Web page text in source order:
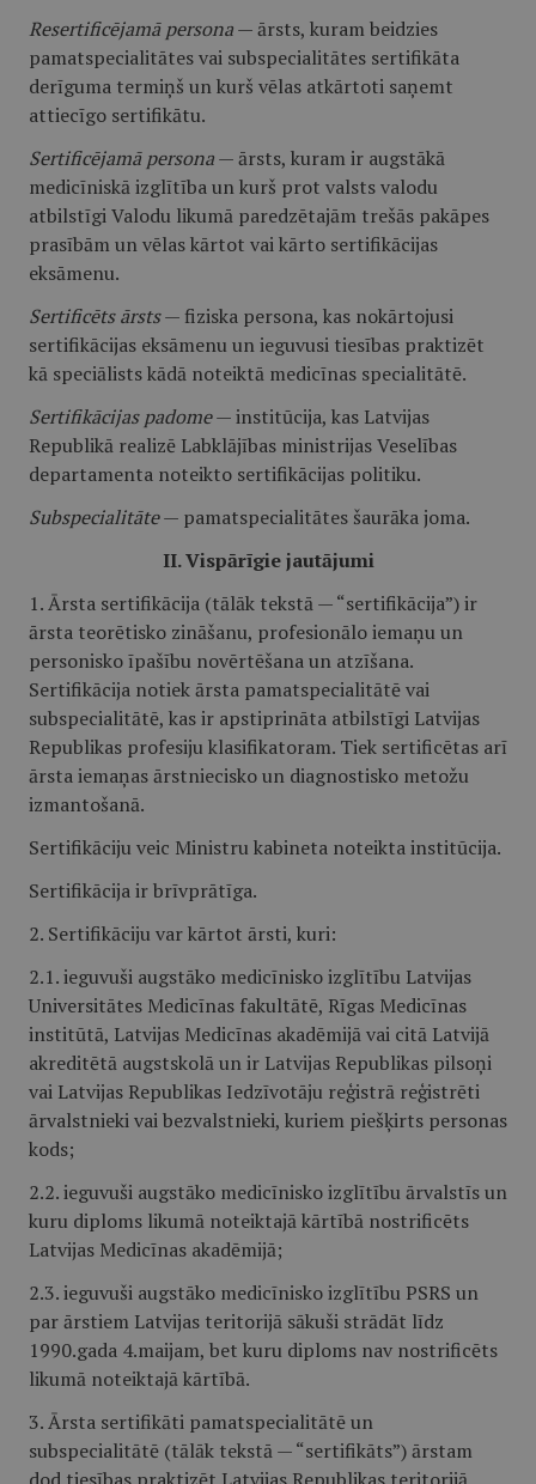
Resertificējamā persona— ārsts, kuram beidzies
pamatspecialitātes vai subspecialitātes sertifikāta
derīguma termiņš un kurš vēlas atkārtoti saņemt
attiecīgo sertifikātu.
Sertificējamā persona— ārsts, kuram ir augstākā
medicīniskā izglītība un kurš prot valsts valodu
atbilstīgi Valodu likumā paredzētajām trešās pakāpes
prasībām un vēlas kārtot vai kārto sertifikācijas
eksāmenu.
Sertificēts ārsts— fiziska persona, kas nokārtojusi
sertifikācijas eksāmenu un ieguvusi tiesības praktizēt
kā speciālists kādā noteiktā medicīnas specialitātē.
Sertifikācijas padome— institūcija, kas Latvijas
Republikā realizē Labklājības ministrijas Veselības
departamenta noteikto sertifikācijas politiku.
Subspecialitāte— pamatspecialitātes šaurāka joma.
II. Vispārīgie jautājumi
1. Ārsta sertifikācija (tālāk tekstā — “sertifikācija”) ir
ārsta teorētisko zināšanu, profesionālo iemaņu un
personisko īpašību novērtēšana un atzīšana.
Sertifikācija notiek ārsta pamatspecialitātē vai
subspecialitātē, kas ir apstiprināta atbilstīgi Latvijas
Republikas profesiju klasifikatoram. Tiek sertificētas arī
ārsta iemaņas ārstniecisko un diagnostisko metožu
izmantošanā.
Sertifikāciju veic Ministru kabineta noteikta institūcija.
Sertifikācija ir brīvprātīga.
2. Sertifikāciju var kārtot ārsti, kuri:
2.1. ieguvuši augstāko medicīnisko izglītību Latvijas
Universitātes Medicīnas fakultātē, Rīgas Medicīnas
institūtā, Latvijas Medicīnas akadēmijā vai citā Latvijā
akreditētā augstskolā un ir Latvijas Republikas pilsoņi
vai Latvijas Republikas Iedzīvotāju reģistrā reģistrēti
ārvalstnieki vai bezvalstnieki, kuriem piešķirts personas
kods;
2.2. ieguvuši augstāko medicīnisko izglītību ārvalstīs un
kuru diploms likumā noteiktajā kārtībā nostrificēts
Latvijas Medicīnas akadēmijā;
2.3. ieguvuši augstāko medicīnisko izglītību PSRS un
par ārstiem Latvijas teritorijā sākuši strādāt līdz
1990.gada 4.maijam, bet kuru diploms nav nostrificēts
likumā noteiktajā kārtībā.
3. Ārsta sertifikāti pamatspecialitātē un
subspecialitātē (tālāk tekstā — “sertifikāts”) ārstam